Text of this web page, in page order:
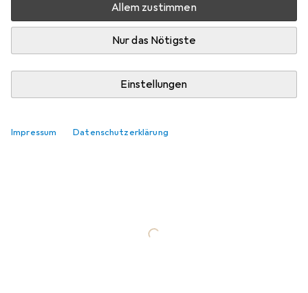
Allem zustimmen
Nur das Nötigste
Einstellungen
Impressum Datenschutzerklärung